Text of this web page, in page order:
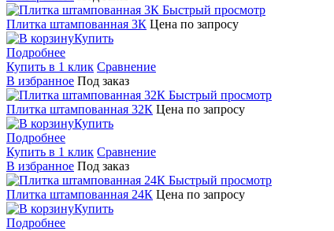
Быстрый просмотр
Плитка штампованная 3К Цена по запросу
Купить
Подробнее
Купить в 1 клик Сравнение
В избранное Под заказ
Быстрый просмотр
Плитка штампованная 32К Цена по запросу
Купить
Подробнее
Купить в 1 клик Сравнение
В избранное Под заказ
Быстрый просмотр
Плитка штампованная 24К Цена по запросу
Купить
Подробнее